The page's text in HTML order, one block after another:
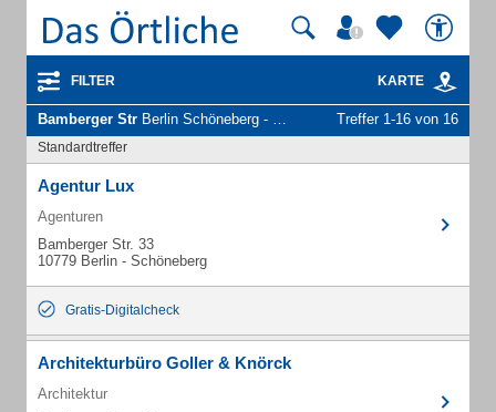
FILTER KARTE
Bamberger Str Berlin Schöneberg - Unternehmen und Personen Treffer 1-16 von 16
Standardtreffer
Agentur Lux
Agenturen
Bamberger Str. 33
10779 Berlin - Schöneberg
Gratis-Digitalcheck
Architekturbüro Goller & Knörck
Architektur